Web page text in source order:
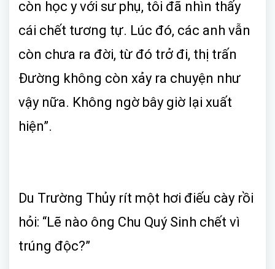
còn học y với sư phụ, tôi đã nhìn thấy
cái chết tương tự. Lúc đó, các anh vẫn
còn chưa ra đời, từ đó trở đi, thị trấn
Đường không còn xảy ra chuyện như
vậy nữa. Không ngờ bây giờ lại xuất
hiện”.
Du Trường Thủy rít một hơi điếu cày rồi
hỏi: “Lẽ nào ông Chu Quý Sinh chết vì
trúng độc?”